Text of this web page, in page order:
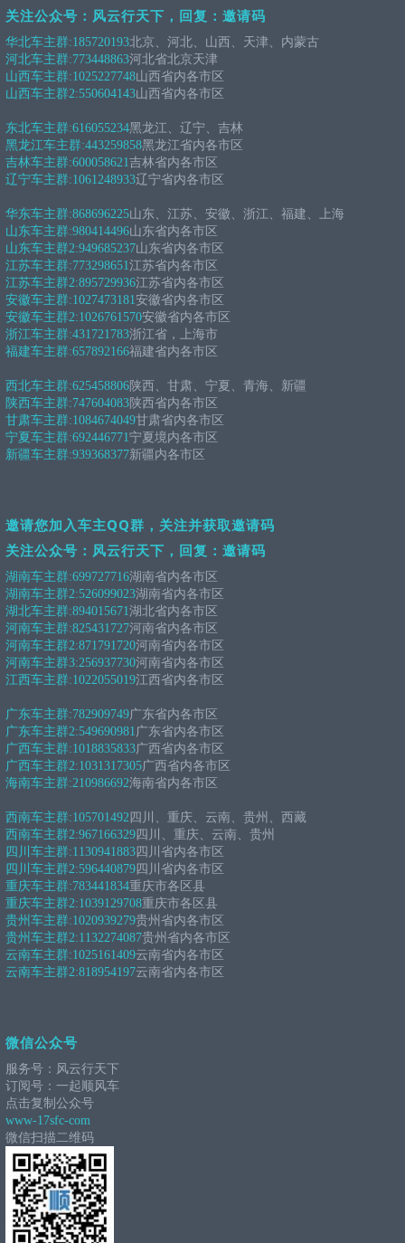
关注公众号：风云行天下，回复：邀请码
华北车主群:185720193北京、河北、山西、天津、内蒙古
河北车主群:773448863河北省北京天津
山西车主群:1025227748山西省内各市区
山西车主群2:550604143山西省内各市区
东北车主群:616055234黑龙江、辽宁、吉林
黑龙江车主群:443259858黑龙江省内各市区
吉林车主群:600058621吉林省内各市区
辽宁车主群:1061248933辽宁省内各市区
华东车主群:868696225山东、江苏、安徽、浙江、福建、上海
山东车主群:980414496山东省内各市区
山东车主群2:949685237山东省内各市区
江苏车主群:773298651江苏省内各市区
江苏车主群2:895729936江苏省内各市区
安徽车主群:1027473181安徽省内各市区
安徽车主群2:1026761570安徽省内各市区
浙江车主群:431721783浙江省，上海市
福建车主群:657892166福建省内各市区
西北车主群:625458806陕西、甘肃、宁夏、青海、新疆
陕西车主群:747604083陕西省内各市区
甘肃车主群:1084674049甘肃省内各市区
宁夏车主群:692446771宁夏境内各市区
新疆车主群:939368377新疆内各市区
邀请您加入车主QQ群，关注并获取邀请码
关注公众号：风云行天下，回复：邀请码
湖南车主群:699727716湖南省内各市区
湖南车主群2:526099023湖南省内各市区
湖北车主群:894015671湖北省内各市区
河南车主群:825431727河南省内各市区
河南车主群2:871791720河南省内各市区
河南车主群3:256937730河南省内各市区
江西车主群:1022055019江西省内各市区
广东车主群:782909749广东省内各市区
广东车主群2:549690981广东省内各市区
广西车主群:1018835833广西省内各市区
广西车主群2:1031317305广西省内各市区
海南车主群:210986692海南省内各市区
西南车主群:105701492 四川、重庆、云南、贵州、西藏
西南车主群2:967166329 四川、重庆、云南、贵州
四川车主群:1130941883 四川省内各市区
四川车主群2:596440879 四川省内各市区
重庆车主群:783441834重庆市各区县
重庆车主群2:1039129708重庆市各区县
贵州车主群:1020939279贵州省内各市区
贵州车主群2:1132274087贵州省内各市区
云南车主群:1025161409云南省内各市区
云南车主群2:818954197云南省内各市区
微信公众号
服务号：风云行天下
订阅号：一起顺风车
点击复制公众号
www-17sfc-com
微信扫描二维码